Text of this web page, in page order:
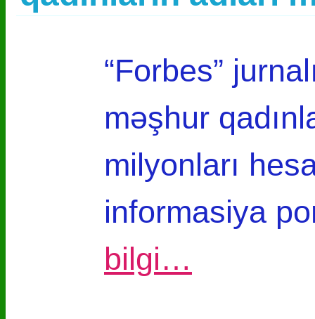
“Forbes”
məşhur
milyonları
informasiya
bilgi…